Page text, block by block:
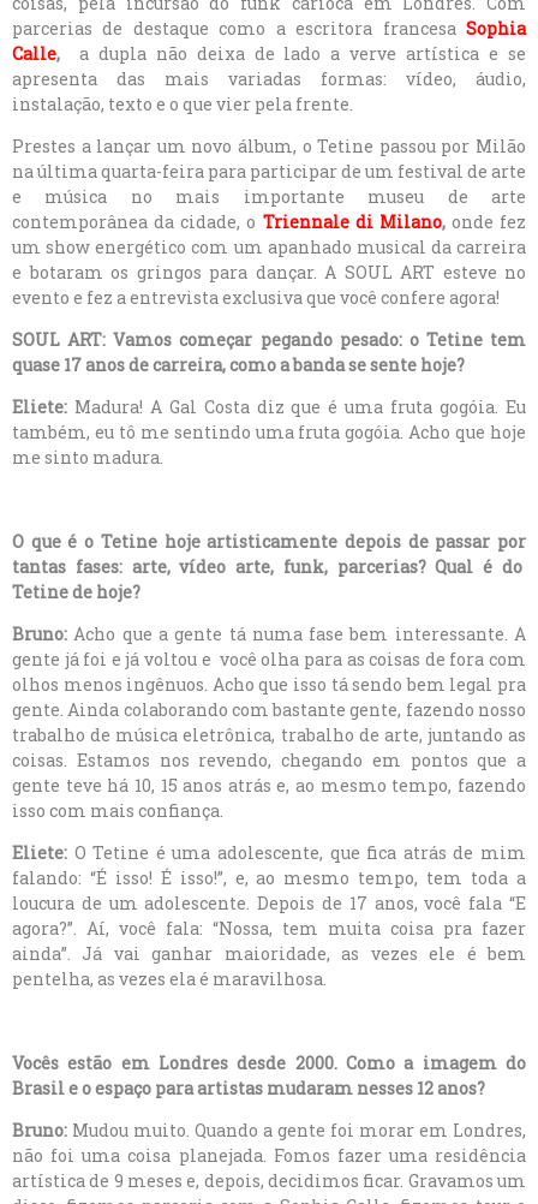
parcerias de destaque como a escritora francesa Sophia
Calle,
a dupla não deixa de lado a verve artística e se
apresenta das mais variadas formas: vídeo, áudio,
instalação, texto e o que vier pela frente.
Prestes a lançar um novo álbum, o Tetine passou por Milão
na última quarta-feira para participar de um festival de arte
e música no mais importante museu de arte
contemporânea da cidade, o Triennale di Milano,onde fez
um show energético com um apanhado musical da carreira
e botaram os gringos para dançar. A SOUL ART esteve no
evento e fez a entrevista exclusiva que você confere agora!
SOUL ART: Vamos começar pegando pesado: o Tetine tem
quase 17 anos de carreira, como a banda se sente hoje?
Eliete: Madura! A Gal Costa diz que é uma fruta gogóia. Eu
também, eu tô me sentindo uma fruta gogóia. Acho que hoje
me sinto madura.
O que é o Tetine hoje artisticamente depois de passar por
tantas fases: arte, vídeo arte, funk, parcerias? Qual é do
Tetine de hoje?
Bruno: Acho que a gente tá numa fase bem interessante. A
gente já foi e já voltou e você olha para as coisas de fora com
olhos menos ingênuos. Acho que isso tá sendo bem legal pra
gente. Ainda colaborando com bastante gente, fazendo nosso
trabalho de música eletrônica, trabalho de arte, juntando as
coisas. Estamos nos revendo, chegando em pontos que a
gente teve há 10, 15 anos atrás e, ao mesmo tempo, fazendo
isso com mais confiança.
Eliete: O Tetine é uma adolescente, que fica atrás de mim
falando: “É isso! É isso!”, e, ao mesmo tempo, tem toda a
loucura de um adolescente. Depois de 17 anos, você fala “E
agora?”. Aí, você fala: “Nossa, tem muita coisa pra fazer
ainda”. Já vai ganhar maioridade, as vezes ele é bem
pentelha, as vezes ela é maravilhosa.
Vocês estão em Londres desde 2000. Como a imagem do
Brasil e o espaço para artistas mudaram nesses 12 anos?
Bruno: Mudou muito. Quando a gente foi morar em Londres,
não foi uma coisa planejada. Fomos fazer uma residência
artística de 9 meses e, depois, decidimos ficar. Gravamos um